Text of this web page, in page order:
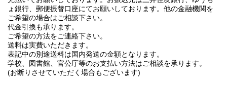
ょ銀行、郵便振替口座にてお願いしております。他の金融機関を
ご希望の場合はご相談下さい。
代金引換も承ります。
ご希望の方法をご連絡下さい。
送料は実費いただきます。
表記中の別途送料は国内発送の金額となります。
学校、図書館、官公庁等のお支払い方法はご相談を承ります。
(お断りさせていただく場合もございます)